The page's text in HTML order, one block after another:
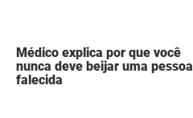
Médico explica por que você
nunca deve beijar uma pessoa
falecida